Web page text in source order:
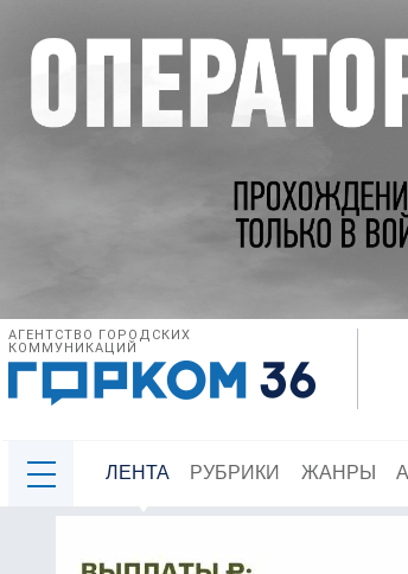
АГЕНТСТВО ГОРОДСКИХ
КОММУНИКАЦИЙ
ЛЕНТА РУБРИКИ ЖАНРЫ